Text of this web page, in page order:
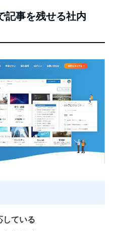
記事を残せる社内
している